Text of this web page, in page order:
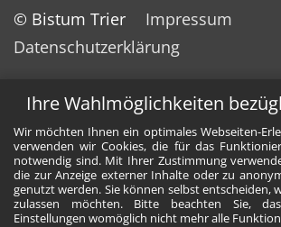
Ihre Wahlmöglichkeiten
Wir möchten Ihnen ein optimales Webseiten-
verwenden wir Cookies, die für das
notwendig sind. Mit Ihrer Zustimmung
die zur Anzeige externer Inhalte oder zu
genutzt werden. Sie können selbst entscheiden,
zulassen möchten. Bitte beachten Sie,
Einstellungen womöglich nicht mehr alle
© Bistum Trier
Impressum
Datenschutzerklärung